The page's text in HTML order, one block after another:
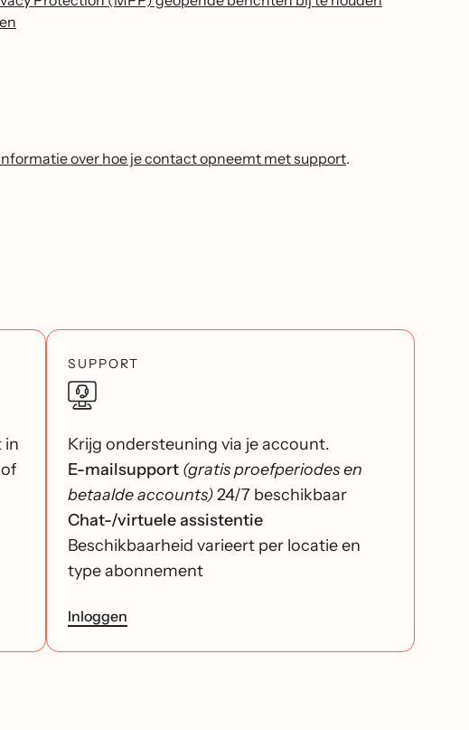
over hoe je contact opneemt met support.
in
SUPPORT
Krijg ondersteuning via je account.
E-mailsupport (gratis proefperiodes en
betaalde accounts)24/7 beschikbaar
Chat-/virtuele assistentie
Beschikbaarheid varieert per locatie en
type abonnement
Inloggen